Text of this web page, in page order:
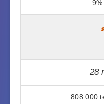
9%
28
808 000